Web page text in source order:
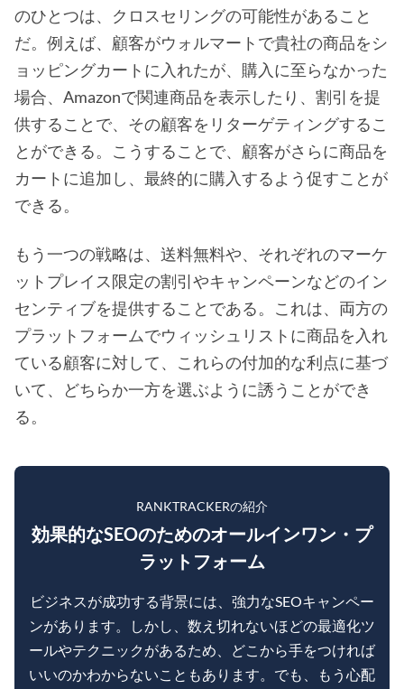
のひとつは、クロスセリングの可能性があること
だ。例えば、顧客がウォルマートで貴社の商品をシ
ョッピングカートに入れたが、購入に至らなかった
場合、Amazonで関連商品を表示したり、割引を提
供することで、その顧客をリターゲティングするこ
とができる。こうすることで、顧客がさらに商品を
カートに追加し、最終的に購入するよう促すことが
できる。
もう一つの戦略は、送料無料や、それぞれのマーケ
ットプレイス限定の割引やキャンペーンなどのイン
センティブを提供することである。これは、両方の
プラットフォームでウィッシュリストに商品を入れ
ている顧客に対して、これらの付加的な利点に基づ
いて、どちらか一方を選ぶように誘うことができ
る。
RANKTRACKERの紹介
効果的なSEOのためのオールインワン・プ
ラットフォーム
ビジネスが成功する背景には、強力なSEOキャンペー
ンがあります。しかし、数え切れないほどの最適化ツ
ールやテクニックがあるため、どこから手をつければ
いいのかわからないこともあります。でも、もう心配